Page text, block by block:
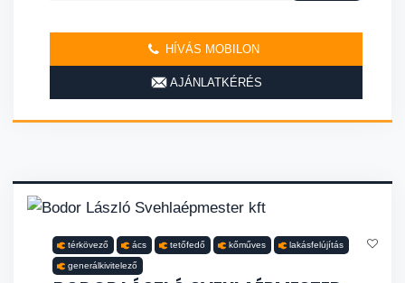
HÍVÁS MOBILON
AJÁNLATKÉRÉS
térkövező ács tetőfedő kőműves lakásfelújítás
generálkivitelező